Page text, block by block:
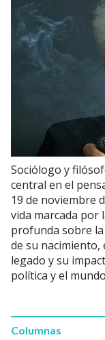
Sociólogo y
central en el
19 de noviembre
vida marcada por
profunda sobre la
de su
legado y su
política y el
Columnas